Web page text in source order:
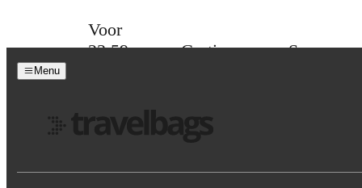
Voor
23:59
Gratis
Spaar
Menu